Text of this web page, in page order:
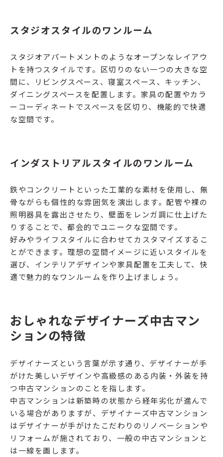
スタジオスタイルのワンルーム
スタジオアパートメントのようなオープンなレイアウ
トを持つスタイルです。区切りのない一つの大きな空
間に、リビングスペース、寝室スペース、キッチン、
ダイニングスペースを配置します。家具の配置やカラ
ーコーディネートでスペースを区切り、機能的で快適
な空間です。
インダストリアルスタイルのワンルーム
鉄やコンクリートといった工業的な素材を使用し、無
骨ながらも個性的な雰囲気を演出します。配管や裸の
照明器具を露出させたり、壁面をレンガ調に仕上げた
りすることで、都会的でユニークな空間です。
好みやライフスタイルに合わせてカスタマイズするこ
とができます。理想の空間イメージに近いスタイルを
選び、インテリアデザインや家具配置を工夫して、快
適で魅力的なワンルームを作り上げましょう。
おしゃれなデザイナーズ中古マン
ションの特徴
デザイナーズという言葉が示す通り、デザイナーが手
がけた美しいデザインや高級感のある内装・外装を持
つ中古マンションのことを指します。
中古マンションは新築時の状態から経年劣化が進んで
いる場合がありますが、デザイナーズ中古マンション
はデザイナーが手がけたこだわりのリノベーションや
リフォームが施されており、一般の中古マンションと
は一線を画します。